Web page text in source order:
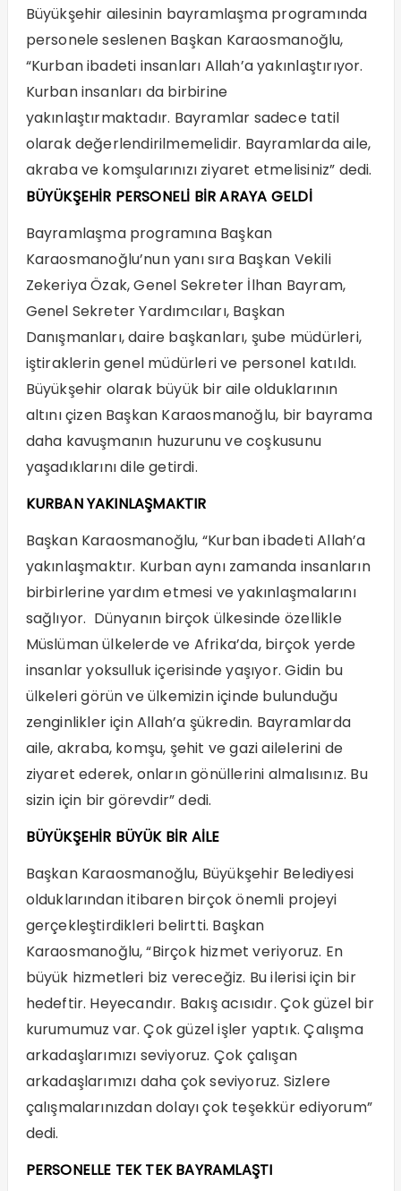
Büyükşehir ailesinin bayramlaşma programında
personele seslenen Başkan Karaosmanoğlu,
“Kurban ibadeti insanları Allah’a yakınlaştırıyor.
Kurban insanları da birbirine
yakınlaştırmaktadır. Bayramlar sadece tatil
olarak değerlendirilmemelidir. Bayramlarda aile,
akraba ve komşularınızı ziyaret etmelisiniz” dedi.
BÜYÜKŞEHİR PERSONELİ BİR ARAYA GELDİ
Bayramlaşma programına Başkan
Karaosmanoğlu’nun yanı sıra Başkan Vekili
Zekeriya Özak, Genel Sekreter İlhan Bayram,
Genel Sekreter Yardımcıları, Başkan
Danışmanları, daire başkanları, şube müdürleri,
iştiraklerin genel müdürleri ve personel katıldı.
Büyükşehir olarak büyük bir aile olduklarının
altını çizen Başkan Karaosmanoğlu, bir bayrama
daha kavuşmanın huzurunu ve coşkusunu
yaşadıklarını dile getirdi.
KURBAN YAKINLAŞMAKTIR
Başkan Karaosmanoğlu, “Kurban ibadeti Allah’a
yakınlaşmaktır. Kurban aynı zamanda insanların
birbirlerine yardım etmesi ve yakınlaşmalarını
sağlıyor. Dünyanın birçok ülkesinde özellikle
Müslüman ülkelerde ve Afrika’da, birçok yerde
insanlar yoksulluk içerisinde yaşıyor. Gidin bu
ülkeleri görün ve ülkemizin içinde bulunduğu
zenginlikler için Allah’a şükredin. Bayramlarda
aile, akraba, komşu, şehit ve gazi ailelerini de
ziyaret ederek, onların gönüllerini almalısınız. Bu
sizin için bir görevdir” dedi.
BÜYÜKŞEHİR BÜYÜK BİR AİLE
Başkan Karaosmanoğlu, Büyükşehir Belediyesi
olduklarından itibaren birçok önemli projeyi
gerçekleştirdikleri belirtti. Başkan
Karaosmanoğlu, “Birçok hizmet veriyoruz. En
büyük hizmetleri biz vereceğiz. Bu ilerisi için bir
hedeftir. Heyecandır. Bakış acısıdır. Çok güzel bir
kurumumuz var. Çok güzel işler yaptık. Çalışma
arkadaşlarımızı seviyoruz. Çok çalışan
arkadaşlarımızı daha çok seviyoruz. Sizlere
çalışmalarınızdan dolayı çok teşekkür ediyorum”
dedi.
PERSONELLE TEK TEK BAYRAMLAŞTI